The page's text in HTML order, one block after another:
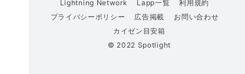
Lightning Network
Lapp一覧
利用規約
プライバシーポリシー
広告掲載
お問い合わせ
カイゼン目安箱
© 2022 Spotlight